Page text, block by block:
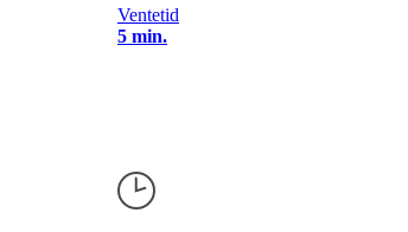
Ventetid
5 min.